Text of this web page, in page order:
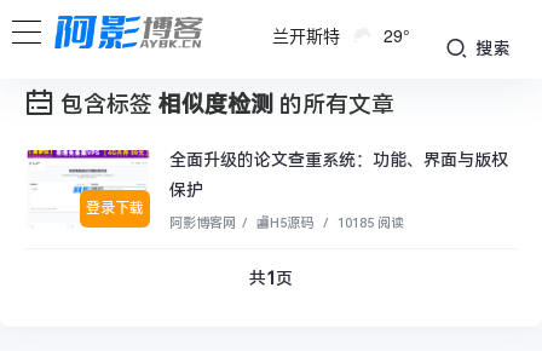
兰开斯特 29°
搜索
包含标签 相似度检测 的所有文章
登录下载
全面升级的论文查重系统：功能、界面与版权
保护
阿影博客网 / 🏬H5源码 / 10185 阅读
共1 页